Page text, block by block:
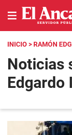
INICIO > RAMÓN
Noticias
Edgardo